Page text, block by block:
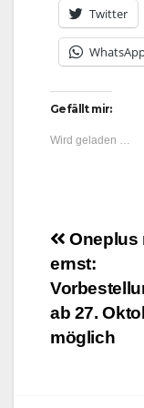
Twitter
Gefällt mir:
Wird geladen …
Oneplus
ernst:
ab 27.
möglich